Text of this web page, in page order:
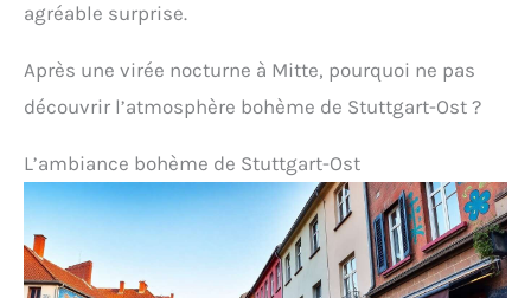
agréable surprise.
Après une virée nocturne à Mitte, pourquoi ne pas
découvrir l’atmosphère bohème de Stuttgart-Ost ?
L’ambiance bohème de Stuttgart-Ost